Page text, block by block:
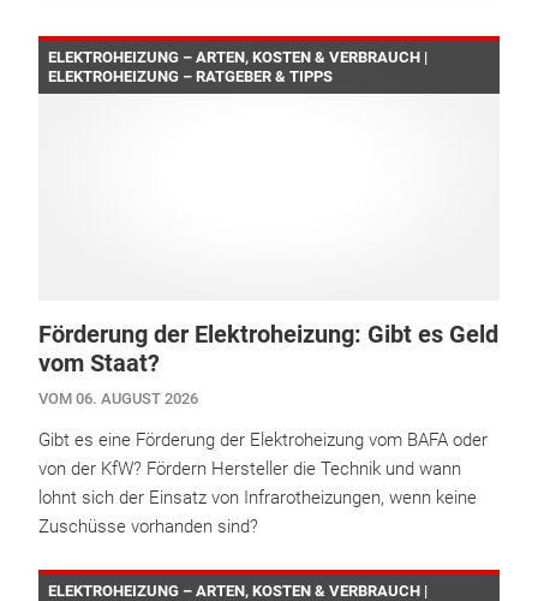
ELEKTROHEIZUNG – ARTEN, KOSTEN & VERBRAUCH |
ELEKTROHEIZUNG – RATGEBER & TIPPS
Förderung der Elektroheizung: Gibt es Geld
vom Staat?
VOM 06. AUGUST 2026
Gibt es eine Förderung der Elektroheizung vom BAFA oder
von der KfW? Fördern Hersteller die Technik und wann
lohnt sich der Einsatz von Infrarotheizungen, wenn keine
Zuschüsse vorhanden sind?
ELEKTROHEIZUNG – ARTEN, KOSTEN & VERBRAUCH |